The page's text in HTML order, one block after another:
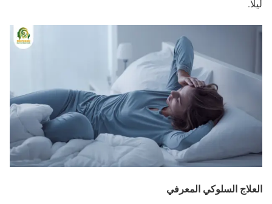
ليلًا.
العلاج السلوكي المعرفي